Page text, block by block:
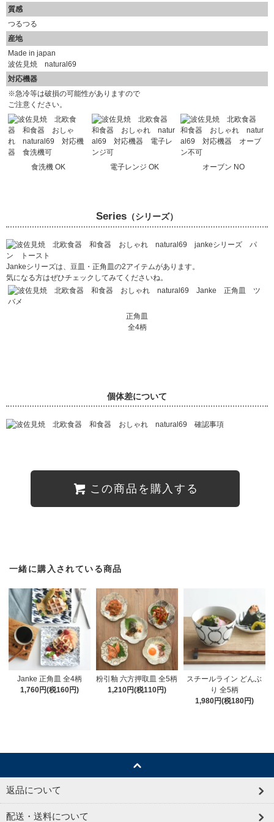
質感
つるつる
産地
Made in japan
波佐見焼 natural69
対応機器
※急冷等は破損の可能性がありますので
ご注意ください。
食洗機 OK 電子レンジ OK オーブン NO
Series （シリーズ）
Jankeシリーズは、豆皿・正角皿の2アイテムがあります。
気になる方はぜひチェックしてみてくださいね。
正角皿
全4柄
個体差について
この商品を購入する
一緒に購入されている商品
Janke 正角皿 全4柄
1,760円(税160円)
粉引釉 六方押取皿 全5柄
1,210円(税110円)
スチールライン どんぶ
り 全5柄
1,980円(税180円)
返品について
配送・送料について